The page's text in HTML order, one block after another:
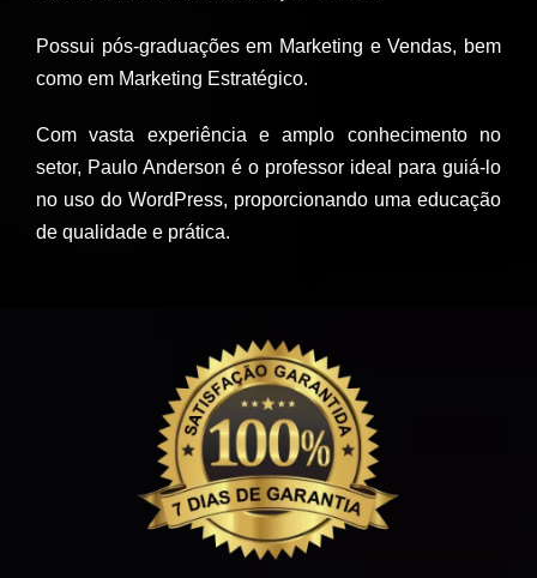
Possui pós-graduações em Marketing e Vendas, bem
como em Marketing Estratégico.
Com vasta experiência e amplo conhecimento no
setor, Paulo Anderson é o professor ideal para guiá-lo
no uso do WordPress, proporcionando uma educação
de qualidade e prática.